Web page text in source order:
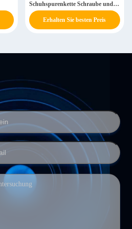
Schuhspurenkette Schraube und
Mutter
Erhalten Sie besten Preis